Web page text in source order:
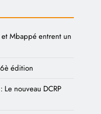
Mbappé entrent un
édition
nouveau DCRP